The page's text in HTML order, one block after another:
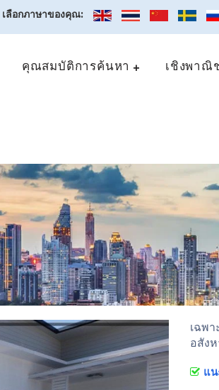
เลือกภาษาของคุณ:
คุณสมบัติการค้นหา เชิงพาณิ
เฉพ
อสัง
แ